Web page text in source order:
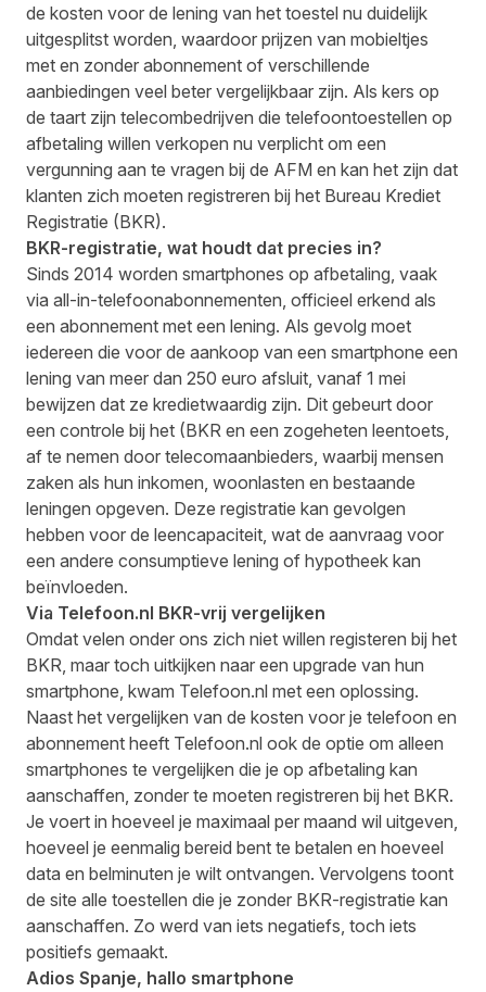
de kosten voor de lening van het toestel nu duidelijk
uitgesplitst worden, waardoor prijzen van mobieltjes
met en zonder abonnement of verschillende
aanbiedingen veel beter vergelijkbaar zijn. Als kers op
de taart zijn telecombedrijven die telefoontoestellen op
afbetaling willen verkopen nu verplicht om een
vergunning aan te vragen bij de AFM en kan het zijn dat
klanten zich moeten registreren bij het Bureau Krediet
Registratie‎ (BKR).
BKR-registratie, wat houdt dat precies in?
Sinds 2014 worden smartphones op afbetaling, vaak
via all-in-telefoonabonnementen, officieel erkend als
een abonnement met een lening. Als gevolg moet
iedereen die voor de aankoop van een smartphone een
lening van meer dan 250 euro afsluit, vanaf 1 mei
bewijzen dat ze kredietwaardig zijn. Dit gebeurt door
een controle bij het (BKR en een zogeheten leentoets,
af te nemen door telecomaanbieders, waarbij mensen
zaken als hun inkomen, woonlasten en bestaande
leningen opgeven. Deze registratie kan gevolgen
hebben voor de leencapaciteit, wat de aanvraag voor
een andere consumptieve lening of hypotheek kan
beïnvloeden.
Via Telefoon.nl BKR-vrij vergelijken
Omdat velen onder ons zich niet willen registeren bij het
BKR, maar toch uitkijken naar een upgrade van hun
smartphone, kwam Telefoon.nl met een oplossing.
Naast het vergelijken van de kosten voor je telefoon en
abonnement heeft Telefoon.nl ook de optie om alleen
smartphones te vergelijken die je op afbetaling kan
aanschaffen, zonder te moeten registreren bij het BKR.
Je voert in hoeveel je maximaal per maand wil uitgeven,
hoeveel je eenmalig bereid bent te betalen en hoeveel
data en belminuten je wilt ontvangen. Vervolgens toont
de site alle toestellen die je zonder BKR-registratie kan
aanschaffen. Zo werd van iets negatiefs, toch iets
positiefs gemaakt.
Adios Spanje, hallo smartphone